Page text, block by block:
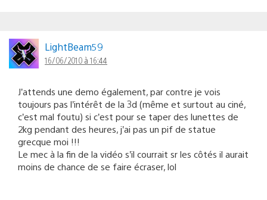
LightBeam59
16/06/2010 à 16:44
J’attends une demo également, par contre je vois
toujours pas l’intérêt de la 3d (même et surtout au ciné,
c’est mal foutu) si c’est pour se taper des lunettes de
2kg pendant des heures, j’ai pas un pif de statue
grecque moi !!!
Le mec à la fin de la vidéo s’il courrait sr les côtés il aurait
moins de chance de se faire écraser, lol